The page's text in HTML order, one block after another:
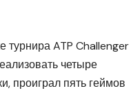
ATP Challenger
четыре
проиграл пять геймов